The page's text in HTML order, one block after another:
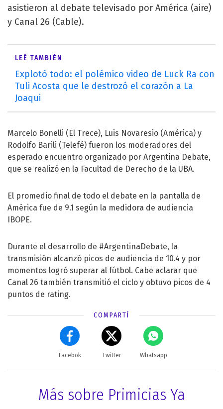
asistieron al debate televisado por América (aire)
y Canal 26 (Cable).
LEÉ TAMBIÉN
Explotó todo: el polémico video de Luck Ra con
Tuli Acosta que le destrozó el corazón a La
Joaqui
Marcelo Bonelli (El Trece), Luis Novaresio (América) y
Rodolfo Barili (Telefé) fueron los moderadores del
esperado encuentro organizado por Argentina Debate,
que se realizó en la Facultad de Derecho de la UBA.
El promedio final de todo el debate en la pantalla de
América fue de 9.1 según la medidora de audiencia
IBOPE.
Durante el desarrollo de #ArgentinaDebate, la
transmisión alcanzó picos de audiencia de 10.4 y por
momentos logró superar al fútbol. Cabe aclarar que
Canal 26 también transmitió el ciclo y obtuvo picos de 4
puntos de rating.
COMPARTÍ
Facebok Twitter Whatsapp
Más sobre Primicias Ya